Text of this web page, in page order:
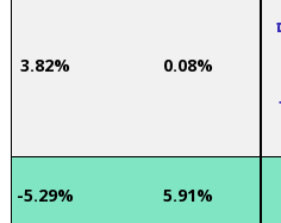
0.08%
3.82%
5.91%
-5.29%